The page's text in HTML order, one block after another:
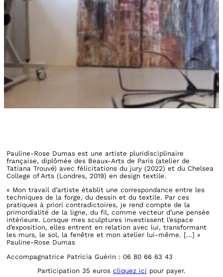
Pauline-Rose Dumas est une artiste pluridisciplinaire
française, diplômée des Beaux-Arts de Paris (atelier de
Tatiana Trouvé) avec félicitations du jury (2022) et du Chelsea
College of Arts (Londres, 2019) en design textile.
« Mon travail d’artiste établit une correspondance entre les
techniques de la forge, du dessin et du textile. Par ces
pratiques à priori contradictoires, je rend compte de la
primordialité de la ligne, du fil, comme vecteur d’une pensée
intérieure. Lorsque mes sculptures investissent l’espace
d’exposition, elles entrent en relation avec lui, transformant
les murs, le sol, la fenêtre et mon atelier lui-même. […] »
Pauline-Rose Dumas
Accompagnatrice Patricia Guérin : 06 80 66 63 43
Participation 35 euros cliquez ici pour payer.